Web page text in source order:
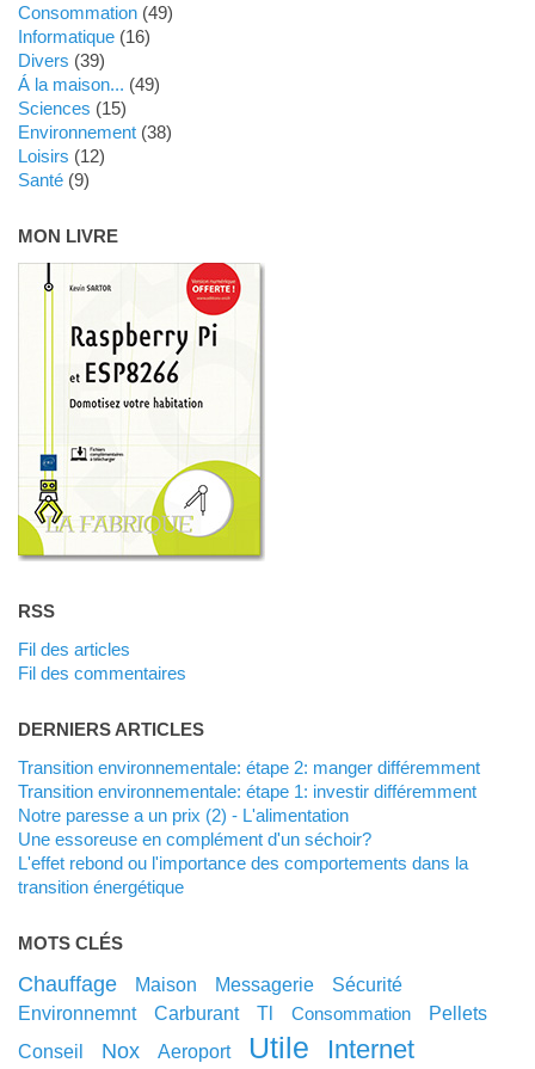
Consommation(49)
Informatique(16)
Divers (39)
Á la maison... (49)
Sciences (15)
Environnement(38)
Loisirs (12)
Santé(9)
MON LIVRE
RSS
Fil des articles
Fil des commentaires
DERNIERS ARTICLES
Transition environnementale: étape 2: manger différemment
Transition environnementale: étape 1: investir différemment
Notre paresse a un prix (2) - L'alimentation
Une essoreuse en complément d'un séchoir?
L'effet rebond ou l'importance des comportements dans la
transition énergétique
MOTS CLÉS
chauffage maison messagerie
sécurité
environnemnt
carburant tl consommation
pellets
conseil
nox aeroport utile internet